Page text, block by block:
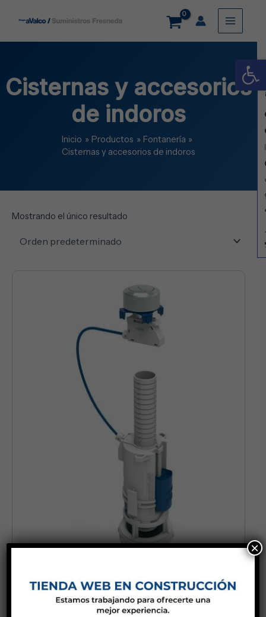
Main
Menu
Cisternas y accesorios
de indoros
Inicio Productos
Fontanería
Cisternas y accesorios de indoros
Mostrando el único resultado
DESCARGA.DOBLE PULSA.»DENIA»CON
BASE(CAJA)
Cisternas y accesorios de indoros
×